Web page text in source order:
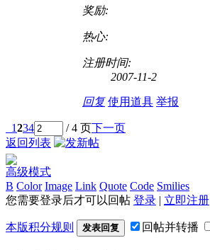
奖励:
热心:
注册时间:
2007-11-2
回复 使用道具 举报
1234 / 4 页下一页
返回列表
高级模式
B Color Image Link Quote Code Smilies
您需要登录后才可以回帖 登录 | 立即注册
本版积分规则 发表回复 回帖并转播